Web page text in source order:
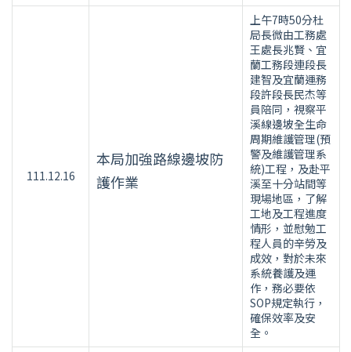
111.12.16
本局加強路線邊坡防
護作業
上午7時50分杜
局長微由工務處
王處長兆賢、宜
蘭工務段連段長
建智及宜蘭運務
段許段長民杰等
員陪同，視察平
溪線邊坡全生命
周期維護管理(預
警及維護管理系
統)工程，及赴平
溪至十分站間等
現場地區，了解
工地及工程進度
情形，並慰勉工
程人員的辛勞及
成效，對於未來
系統養護及運
作，務必要依
SOP規定執行，
確保效率及安
全。